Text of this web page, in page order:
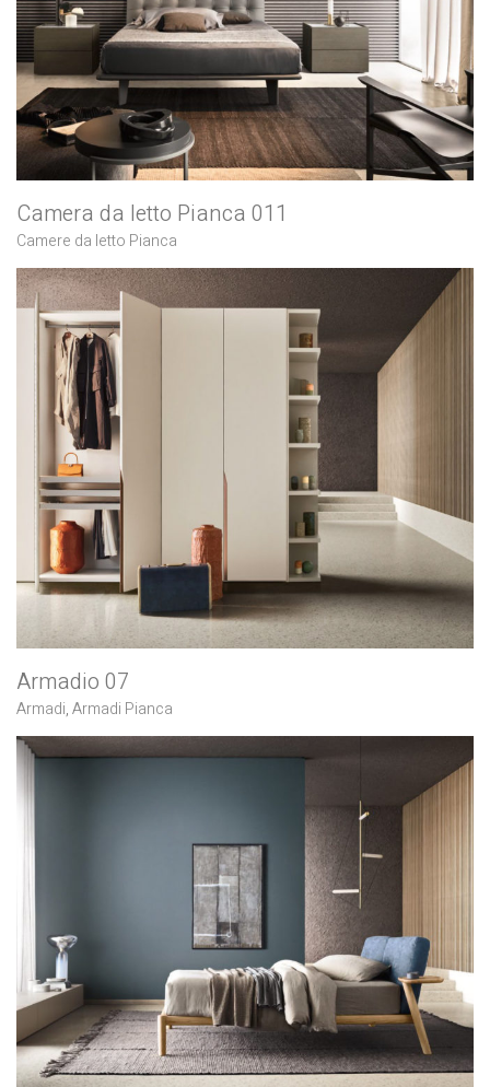
Camera da letto Pianca 011
Camere da letto Pianca
Armadio 07
Armadi,Armadi Pianca